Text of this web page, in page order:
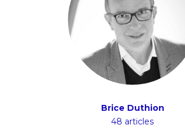
Brice Duthion
48 articles